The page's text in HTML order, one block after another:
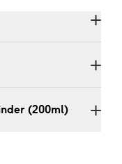
(200ml)